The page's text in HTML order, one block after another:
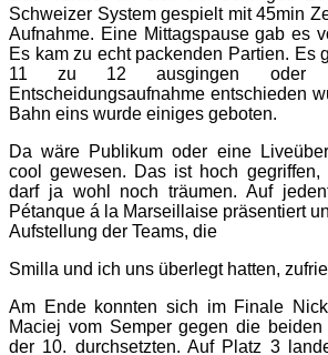
Schweizer System gespielt mit 45min
Aufnahme. Eine Mittagspause gab es
Es kam zu echt packenden Partien. Es
11 zu 12 ausgingen oder
Entscheidungsaufnahme entschieden
Bahn eins wurde einiges geboten.
Da wäre Publikum oder eine
cool gewesen. Das ist hoch
darf ja wohl noch träumen. Auf
Pétanque á la Marseillaise präsentiert
Aufstellung der Teams, die
Smilla und ich uns überlegt hatten,
Am Ende konnten sich im Finale
Maciej vom Semper gegen die
der 10. durchsetzten. Auf Platz 3